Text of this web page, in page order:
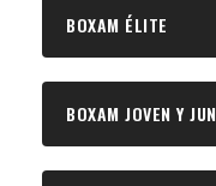
BOXAM ÉLITE
BOXAM JOVEN Y